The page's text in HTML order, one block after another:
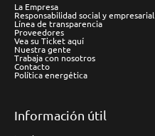
La Empresa
Responsabilidad social y empresarial
Línea de transparencia
Proveedores
Vea su Ticket aquí
Nuestra gente
Trabaja con nosotros
Contacto
Política energética
Información útil